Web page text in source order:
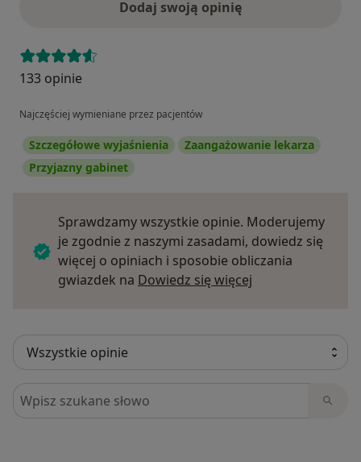
Dodaj swoją opinię
133 opinie
Najczęściej wymieniane przez pacjentów
Szczegółowe wyjaśnienia
Zaangażowanie lekarza
Przyjazny gabinet
Sprawdzamy wszystkie opinie. Moderujemy
je zgodnie z naszymi zasadami, dowiedz się
więcej o opiniach i sposobie obliczania
gwiazdek na Dowiedz się więcej
Szukaj w opiniach